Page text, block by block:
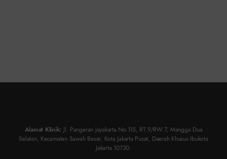
Alamat Klinik: Jl. Pangeran Jayakarta No.115, RT.9/RW.7, Mangga Dua
Selatan, Kecamatan Sawah Besar, Kota Jakarta Pusat, Daerah Khusus Ibukota
Jakarta 10730.